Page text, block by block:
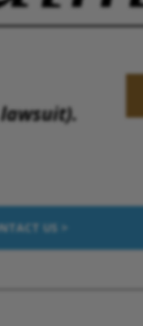
US >